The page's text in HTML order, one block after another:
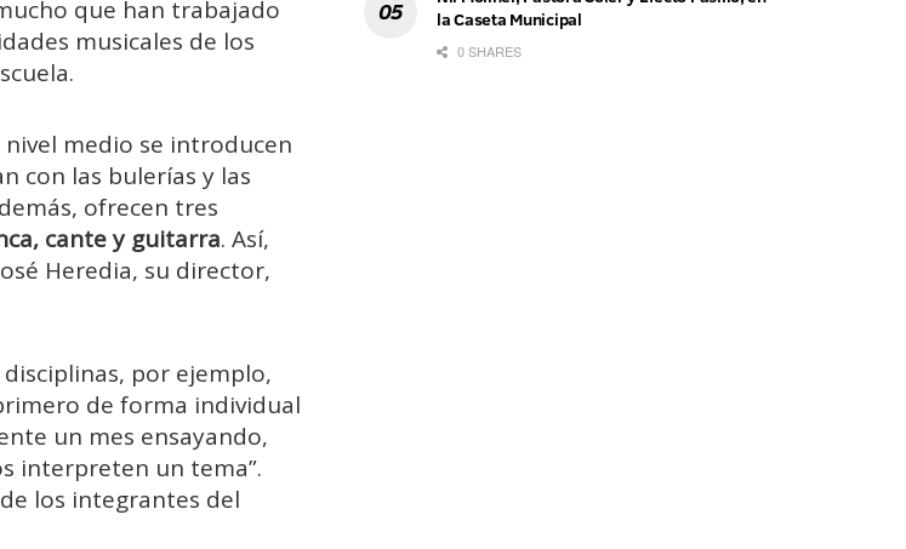
que han trabajado
musicales de los
medio se introducen
con las bulerías y las
ofrecen tres
cante y guitarra. Así,
Heredia, su director,
por ejemplo,
de forma individual
un mes ensayando,
interpreten un tema”.
los integrantes del
la Caseta Municipal
0 SHARES